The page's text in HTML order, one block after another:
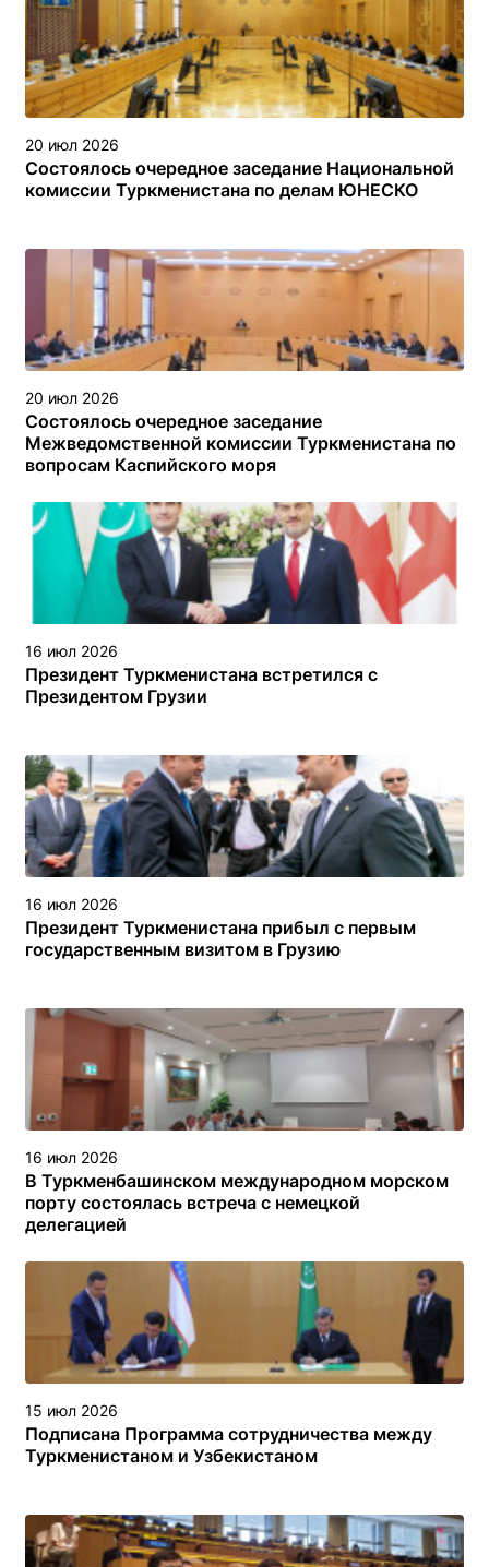
20 июл 2026
Состоялось очередное заседание Национальной
комиссии Туркменистана по делам ЮНЕСКО
20 июл 2026
Состоялось очередное заседание
Межведомственной комиссии Туркменистана по
вопросам Каспийского моря
16 июл 2026
Президент Туркменистана встретился с
Президентом Грузии
16 июл 2026
Президент Туркменистана прибыл с первым
государственным визитом в Грузию
16 июл 2026
В Туркменбашинском международном морском
порту состоялась встреча с немецкой
делегацией
15 июл 2026
Подписана Программа сотрудничества между
Туркменистаном и Узбекистаном